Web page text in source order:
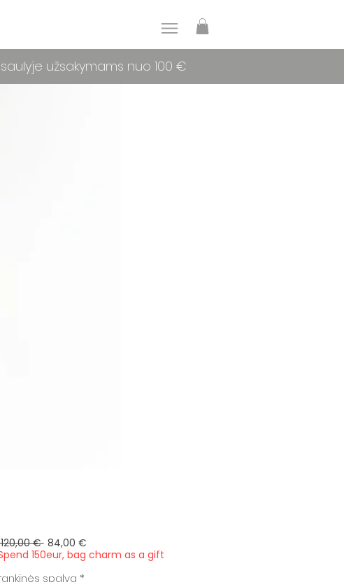
užsakymams nuo 100 €
€ Įprastinė
kaina
84,00 €Pardavimo
kaina
150eur, bag charm as a gift
spalva *